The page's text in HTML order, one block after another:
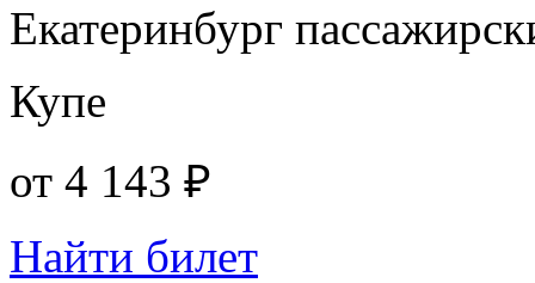
Екатеринбург
Купе
от 4 143 ₽
Найти билет